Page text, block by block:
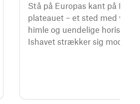
Stå på Europas kant på
plateauet – et sted med vind,
himle og uendelige
Ishavet strækker sig mod